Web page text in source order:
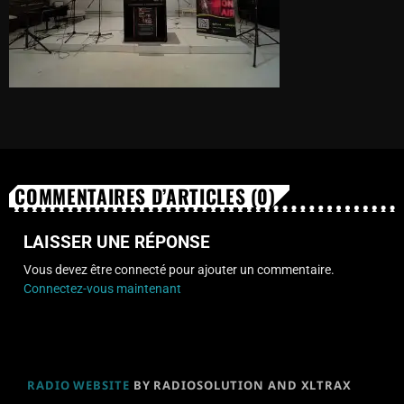
COMMENTAIRES D’ARTICLES (0)
LAISSER UNE RÉPONSE
Vous devez être connecté pour ajouter un commentaire.
Connectez-vous maintenant
RADIO WEBSITE BY RADIOSOLUTION AND XLTRAX